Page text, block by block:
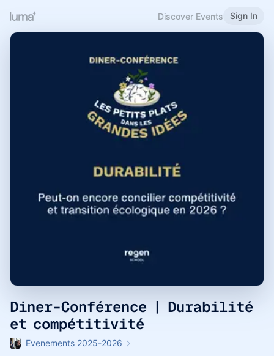
Discover Events Sign In
Diner-Conférence | Durabilité
et compétitivité
Evenements 2025-2026